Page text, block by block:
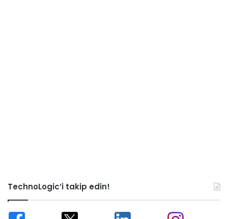
TechnoLogic’i takip edin!